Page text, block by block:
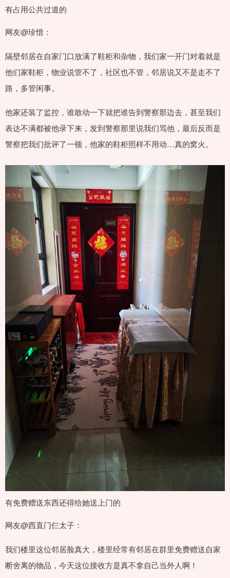
有占用公共过道的
网友@珍惜：
隔壁邻居在自家门口放满了鞋柜和杂物，我们家一开门对着就是
他们家鞋柜，物业说管不了，社区也不管，邻居说又不是走不了
路，多管闲事。
他家还装了监控，谁敢动一下就把谁告到警察那边去，甚至我们
表达不满都被他录下来，发到警察那里说我们骂他，最后反而是
警察把我们批评了一顿，他家的鞋柜照样不用动…真的窝火。
有免费赠送东西还得给她送上门的
网友@西直门仨太子：
我们楼里这位邻居脸真大，楼里经常有邻居在群里免费赠送自家
断舍离的物品，今天这位接收方是真不拿自己当外人啊！